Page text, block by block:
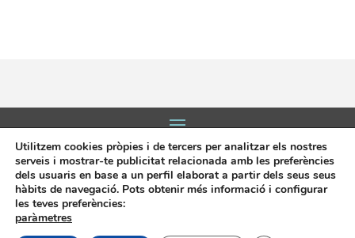
On estem:
Placeta de Molina, 4
03830 Muro d’Alcoi, Alicante, España
Contacte:
Tel.: 96 5530557
Utilitzem cookies pròpies i de tercers per analitzar els nostres
serveis i mostrar-te publicitat relacionada amb les preferències
dels usuaris en base a un perfil elaborat a partir dels seus seus
hàbits de navegació. Pots obtenir més informació i configurar
les teves preferències:
paràmetres